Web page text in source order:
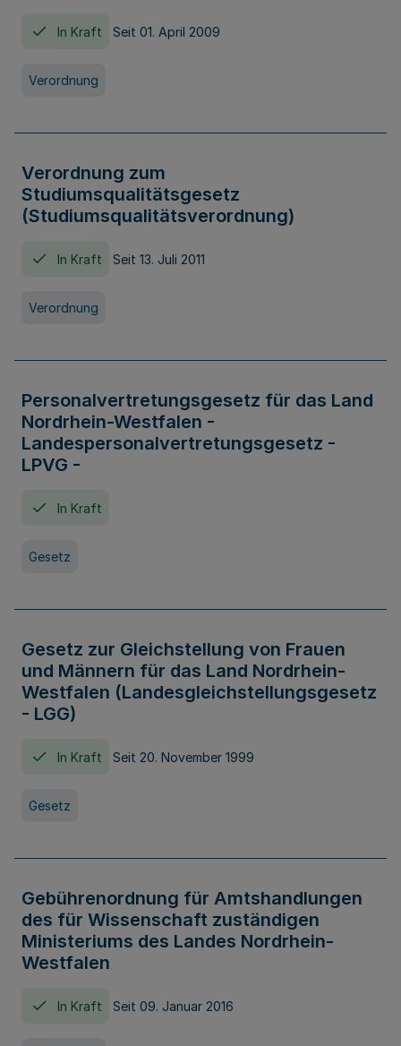
In Kraft Seit 01. April 2009
Verordnung
Verordnung zum
Studiumsqualitätsgesetz
(Studiumsqualitätsverordnung)
In Kraft Seit 13. Juli 2011
Verordnung
Personalvertretungsgesetz für das Land
Nordrhein-Westfalen -
Landespersonalvertretungsgesetz -
LPVG -
In Kraft
Gesetz
Gesetz zur Gleichstellung von Frauen
und Männern für das Land Nordrhein-
Westfalen (Landesgleichstellungsgesetz
- LGG)
In Kraft Seit 20. November 1999
Gesetz
Gebührenordnung für Amtshandlungen
des für Wissenschaft zuständigen
Ministeriums des Landes Nordrhein-
Westfalen
In Kraft Seit 09. Januar 2016